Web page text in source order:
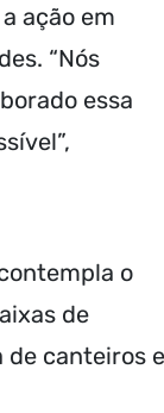
ação em
“Nós
essa
o
de
de canteiros e